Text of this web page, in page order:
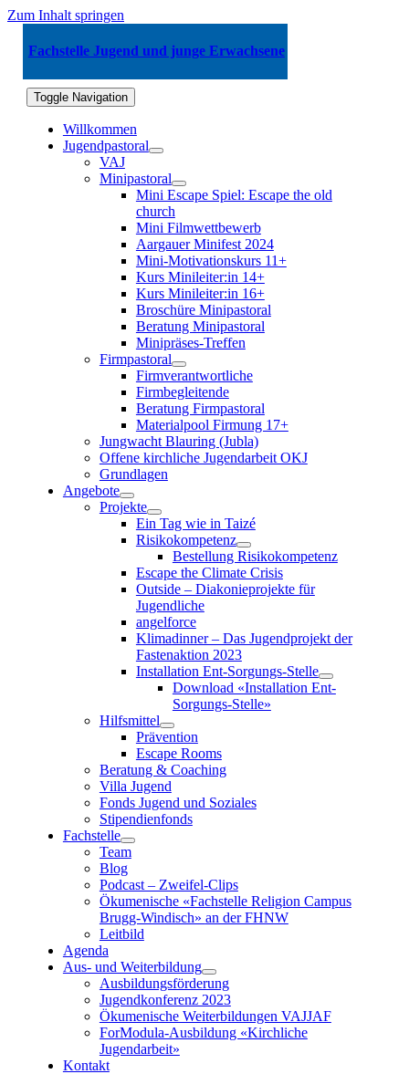
Zum Inhalt springen
Fachstelle Jugend und junge Erwachsene
Toggle Navigation
Willkommen
Jugendpastoral
VAJ
Minipastoral
Mini Escape Spiel: Escape the old
church
Mini Filmwettbewerb
Aargauer Minifest 2024
Mini-Motivationskurs 11+
Kurs Minileiter:in 14+
Kurs Minileiter:in 16+
Broschüre Minipastoral
Beratung Minipastoral
Minipräses-Treffen
Firmpastoral
Firmverantwortliche
Firmbegleitende
Beratung Firmpastoral
Materialpool Firmung 17+
Jungwacht Blauring (Jubla)
Offene kirchliche Jugendarbeit OKJ
Grundlagen
Angebote
Projekte
Ein Tag wie in Taizé
Risikokompetenz
Bestellung Risikokompetenz
Escape the Climate Crisis
Outside – Diakonieprojekte für
Jugendliche
angelforce
Klimadinner – Das Jugendprojekt der
Fastenaktion 2023
Installation Ent-Sorgungs-Stelle
Download «Installation Ent-
Sorgungs-Stelle»
Hilfsmittel
Prävention
Escape Rooms
Beratung & Coaching
Villa Jugend
Fonds Jugend und Soziales
Stipendienfonds
Fachstelle
Team
Blog
Podcast – Zweifel-Clips
Ökumenische «Fachstelle Religion Campus
Brugg-Windisch» an der FHNW
Leitbild
Agenda
Aus- und Weiterbildung
Ausbildungsförderung
Jugendkonferenz 2023
Ökumenische Weiterbildungen VAJJAF
ForModula-Ausbildung «Kirchliche
Jugendarbeit»
Kontakt